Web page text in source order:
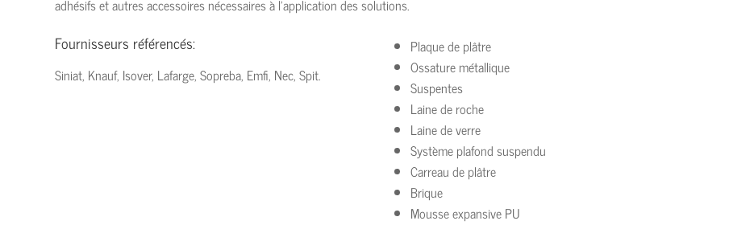
adhésifs et autres accessoires nécessaires à l’application des solutions.
Fournisseurs référencés:
Siniat, Knauf, Isover, Lafarge, Sopreba, Emfi, Nec, Spit.
Plaque de plâtre
Ossature métallique
Suspentes
Laine de roche
Laine de verre
Système plafond suspendu
Carreau de plâtre
Brique
Mousse expansive PU